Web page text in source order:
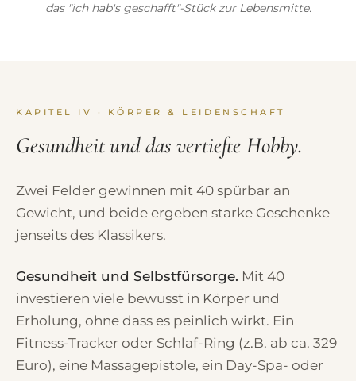
das "ich hab's geschafft"-Stück zur Lebensmitte.
KAPITEL IV · KÖRPER & LEIDENSCHAFT
Gesundheit und das vertiefte Hobby.
Zwei Felder gewinnen mit 40 spürbar an
Gewicht, und beide ergeben starke Geschenke
jenseits des Klassikers.
Gesundheit und Selbstfürsorge. Mit 40
investieren viele bewusst in Körper und
Erholung, ohne dass es peinlich wirkt. Ein
Fitness-Tracker oder Schlaf-Ring (z.B. ab ca. 329
Euro), eine Massagepistole, ein Day-Spa- oder